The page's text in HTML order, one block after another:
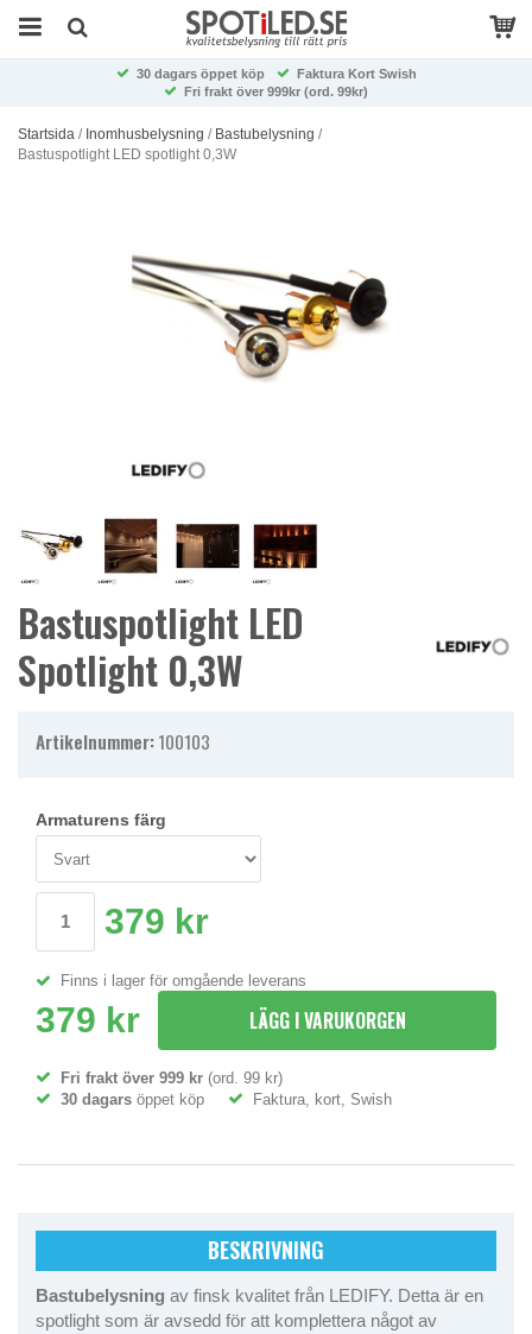
30 dagars öppet köp
Faktura Kort Swish
Fri frakt över 999kr (ord. 99kr)
Startsida / Inomhusbelysning / Bastubelysning /
Bastuspotlight LED spotlight 0,3W
Bastuspotlight LED
Spotlight 0,3W
Artikelnummer:100103
Armaturens färg
379 kr
Finns i lager för omgående leverans
379 kr LÄGG I VARUKORGEN
Fri frakt över 999 kr (ord. 99 kr)
30 dagars öppet köp Faktura, kort, Swish
BESKRIVNING
Bastubelysning av finsk kvalitet från LEDIFY. Detta är en
spotlight som är avsedd för att komplettera något av